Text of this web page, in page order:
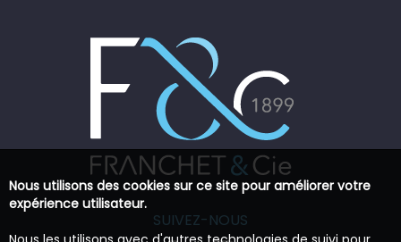
SUIVEZ-NOUS
Nous utilisons des cookies sur ce site pour améliorer votre
expérience utilisateur.